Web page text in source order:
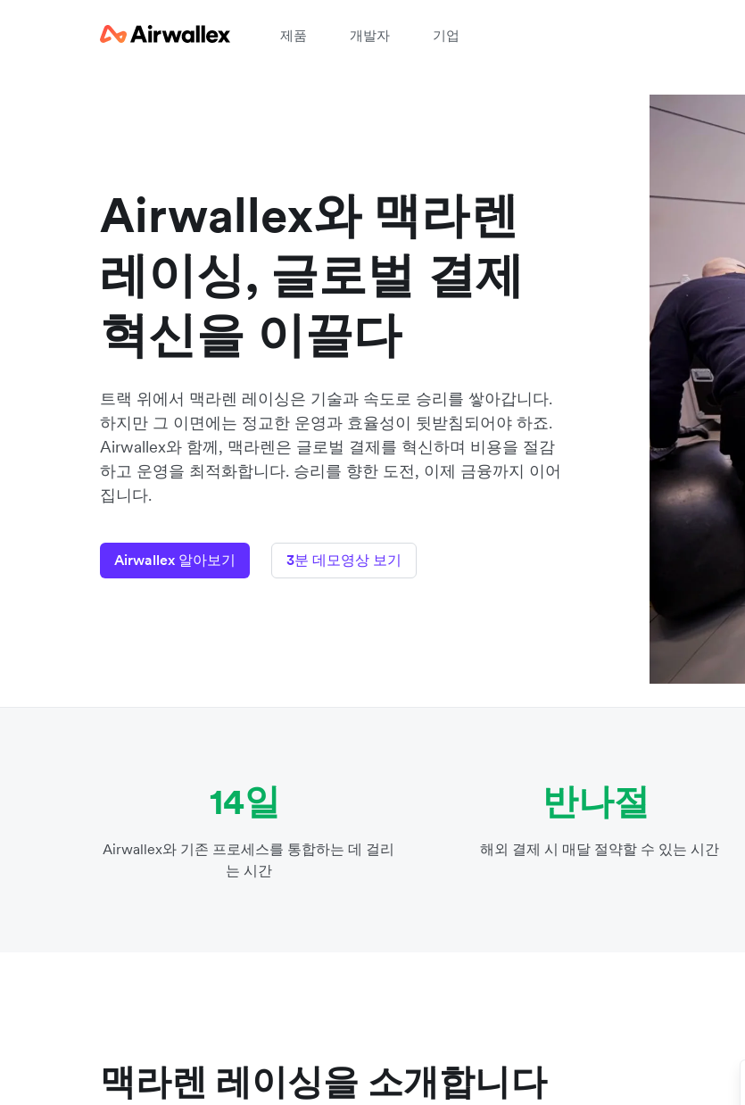
제품 개발자 기업
Airwallex와 맥라렌
레이싱, 글로벌 결제
혁신을 이끌다
트랙 위에서 맥라렌 레이싱은 기술과 속도로 승리를 쌓아갑니다.
하지만 그 이면에는 정교한 운영과 효율성이 뒷받침되어야 하죠.
Airwallex와 함께, 맥라렌은 글로벌 결제를 혁신하며 비용을 절감
하고 운영을 최적화합니다. 승리를 향한 도전, 이제 금융까지 이어
집니다.
Airwallex 알아보기 3분 데모영상 보기
14일
Airwallex와 기존 프로세스를 통합하는 데 걸리
는 시간
반나절
해외 결제 시 매달 절약할 수 있는 시간
맥라렌 레이싱을 소개합니다